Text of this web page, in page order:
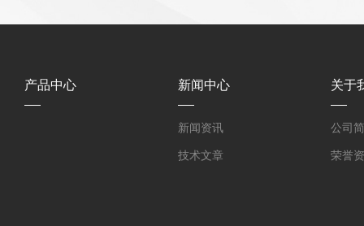
产品中心 新闻中心
新闻资讯
技术文章
关于
公司
荣誉